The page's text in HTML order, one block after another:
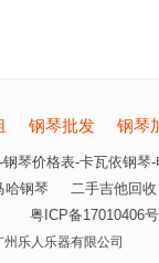
钢琴批发 钢琴
琴价格表-卡瓦依钢琴
哈钢琴
二手吉他回收
粤ICP备17010406
乐人乐器有限公司